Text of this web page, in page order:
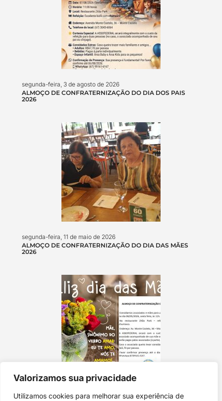
Valorizamos sua privacidade
Utilizamos cookies para melhorar sua experiência de
segunda-feira, 3 de agosto de 2026
ALMOÇO DE CONFRATERNIZAÇÃO DO DIA DOS PAIS
2026
segunda-feira, 11 de maio de 2026
ALMOÇO DE CONFRATERNIZAÇÃO DO DIA DAS MÃES
2026
ALMOÇO EM HOMENAGEM AO DIA DAS MÃES!